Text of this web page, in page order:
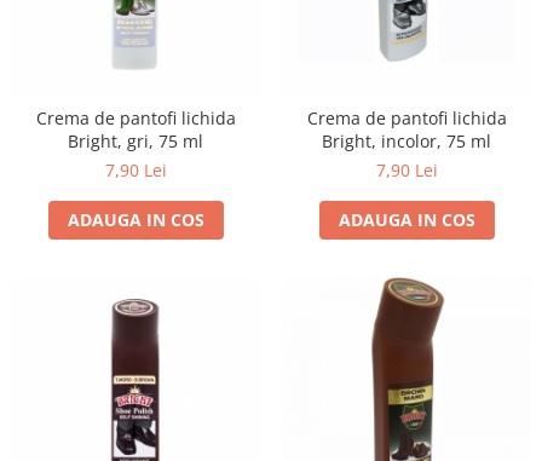
Crema de pantofi lichida
Bright, gri, 75 ml
7,90 Lei
ADAUGA IN COS
Crema de pantofi lichida
Bright, incolor, 75 ml
7,90 Lei
ADAUGA IN COS